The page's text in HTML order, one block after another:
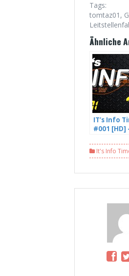
Tags:
tomtaz01,
Ähnliche
IT’s Info
#001 [HD]
+OMSI
[NEU]
It's Info